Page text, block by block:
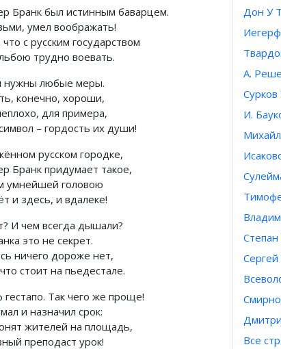
Дон У
А.
Сурков
И.
Все
Бранк был истинным баварцем.
умел воображать!
с русским государством
трудно воевать.
нужны любые меры.
конечно, хороши,
для примера,
– гордость их души!
русском городке,
Бранк придумает такое,
умнейшей головою
и здесь, и вдалеке!
И чем всегда дышали?
это не секрет.
ничего дороже нет,
стоит на пьедестале.
Так чего же проще!
и назначил срок:
жителей на площадь,
преподаст урок!